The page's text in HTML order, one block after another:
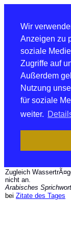
Wir
Anzeigen zu
soziale
Zugriffe auf
Außerdem
Nutzung
für soziale
weiter.
Zugleich
nicht an.
Arabisches Sprichwort
bei Zitate des Tages